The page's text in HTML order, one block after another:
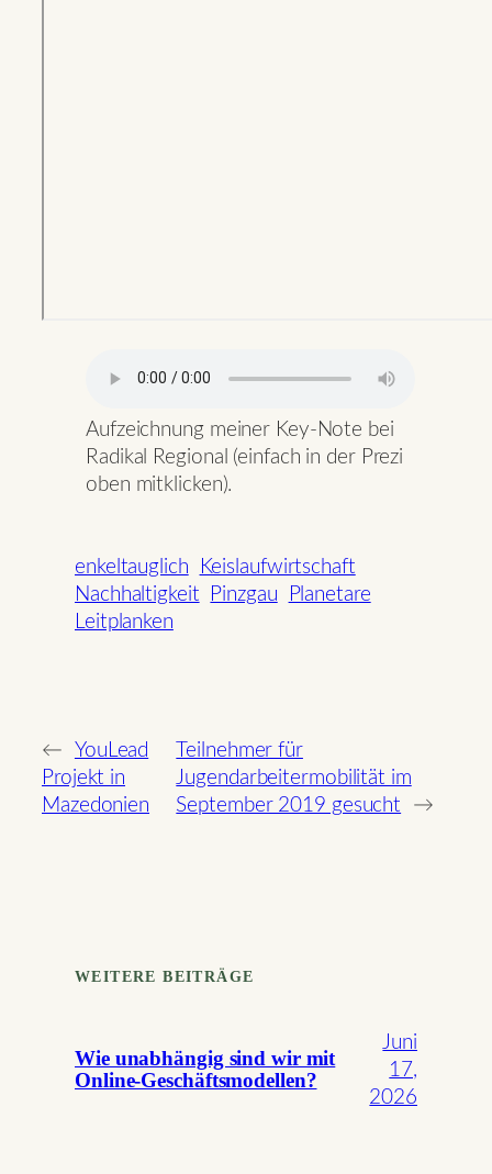
Aufzeichnung meiner Key-Note bei
Radikal Regional (einfach in der Prezi
oben mitklicken).
enkeltauglich
Keislaufwirtschaft
Nachhaltigkeit
Pinzgau
Planetare
Leitplanken
←
YouLead
Projekt in
Mazedonien
Teilnehmer für
Jugendarbeitermobilität im
September 2019 gesucht
→
WEITERE BEITRÄGE
Wie unabhängig sind wir mit
Online-Geschäftsmodellen?
Juni
17,
2026